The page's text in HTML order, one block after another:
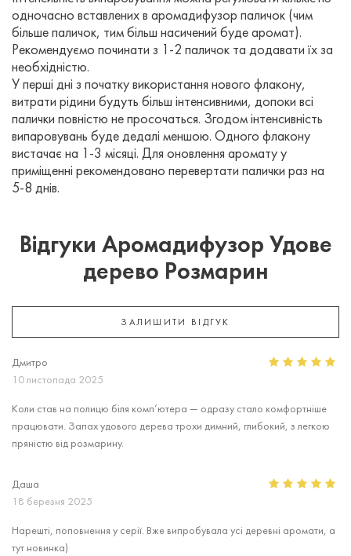
одночасно вставлених в аромадифузор паличок (чим
більше паличок, тим більш насичений буде аромат).
Рекомендуємо починати з 1-2 паличок та додавати їх за
необхідністю.
У перші дні з початку використання нового флакону,
витрати рідини будуть більш інтенсивними, допоки всі
палички повністю не просочаться. Згодом інтенсивність
випаровувань буде дедалі меншою. Одного флакону
вистачає на 1-3 місяці. Для оновлення аромату у
приміщенні рекомендовано перевертати палички раз на
5-8 днів.
Відгуки Аромадифузор Удове
дерево Розмарин
ЗАЛИШИТИ ВІДГУК
Дмитро
10 листопада 2025
Коли став на полицю біля комп’ютера — одразу стало комфортніше
працювати. Запах удового дерева трохи димний, глибокий, з легкою
пряністю від розмарину.
Даша
18 березня 2025
Нарешті, поповнення у серії. Вже випробувала усі деревні аромати, а
тут новинка)